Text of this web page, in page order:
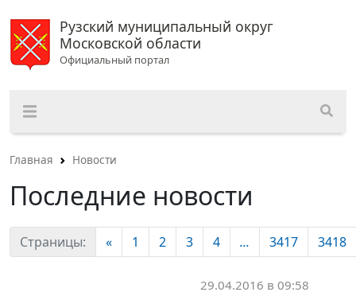
Рузский муниципальный округ
Московской области
Официальный портал
Главная Новости
Последние новости
Страницы: « 1 2 3 4 ... 3417 3418
29.04.2016 в 09:58